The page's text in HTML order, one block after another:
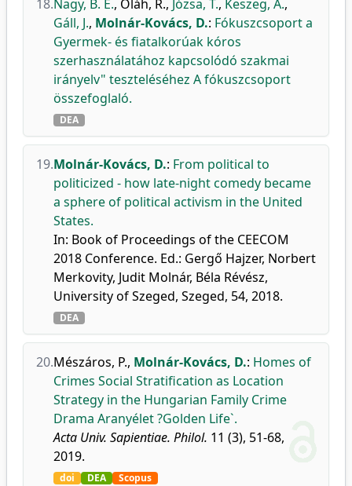
18.Nagy, B. E., Oláh, R., Józsa, T., Keszeg, A.,
Gáll, J., Molnár-Kovács, D.: Fókuszcsoport a
Gyermek- és fiatalkorúak kóros
szerhasználatához kapcsolódó szakmai
irányelv" teszteléséhez A fókuszcsoport
összefoglaló.
DEA
19.Molnár-Kovács, D.: From political to
politicized - how late-night comedy became
a sphere of political activism in the United
States.
In: Book of Proceedings of the CEECOM
2018 Conference. Ed.: Gergő Hajzer, Norbert
Merkovity, Judit Molnár, Béla Révész,
University of Szeged, Szeged, 54, 2018.
DEA
20.Mészáros, P., Molnár-Kovács, D.: Homes of
Crimes Social Stratification as Location
Strategy in the Hungarian Family Crime
Drama Aranyélet ?Golden Life`.
Acta Univ. Sapientiae. Philol. 11 (3), 51-68,
2019.
doi DEA Scopus